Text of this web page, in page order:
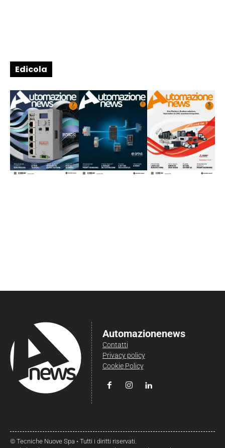
Edicola
Automazionenews
Contatti
Privacy policy
Cookie Policy
© Tecniche Nuove Spa • Tutti i diritti riservati.